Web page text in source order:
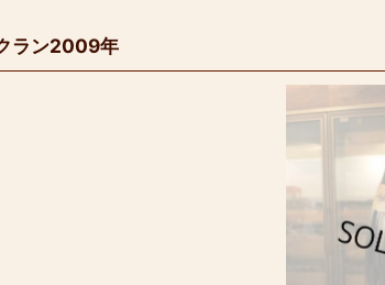
ラン2009年